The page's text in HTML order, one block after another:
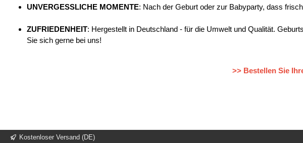
UNVERGESSLICHE MOMENTE: Nach der Geburt oder zur Babyparty, dass
ZUFRIEDENHEIT: Hergestellt in Deutschland - für die Umwelt und Qualität.
Sie sich gerne bei uns!
>> Bestellen Sie
Kostenloser Versand (DE)